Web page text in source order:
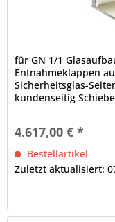
für GN 1/1
Entnahmeklappen
Sicherheitsglas-
kundenseitig
Leuchtmittel für
elektrische...
4.617,00 € *
Bestellartikel
Zuletzt aktualisiert: